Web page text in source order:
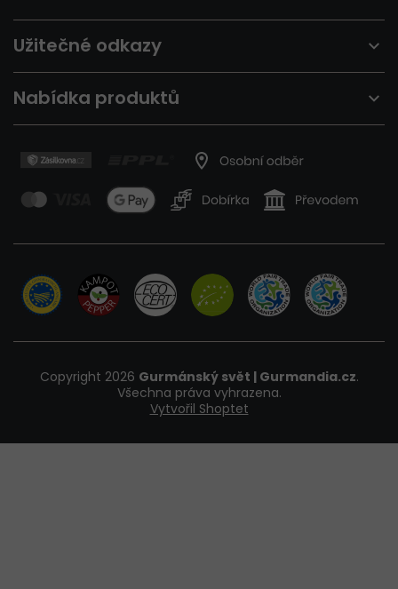
Užitečné odkazy
Nabídka produktů
Vytvořil Shoptet
Copyright 2026 Gurmánský svět | Gurmandia.cz.
Všechna práva vyhrazena.